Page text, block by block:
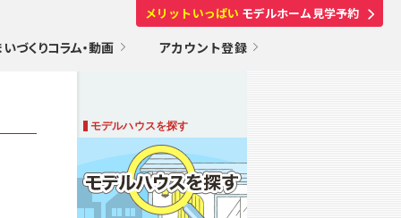
づくりコラム・動画 アカウント登録
メリットいっぱい モデルホーム見学予約
モデルハウスを探す